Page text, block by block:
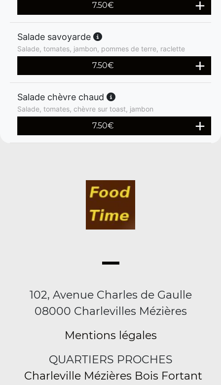
7.50€
Salade savoyarde
Salade, tomates, jambon, pommes de terre, raclette
7.50€
Salade chèvre chaud
Salade, tomates, chèvre sur toast, jambon
7.50€
102, Avenue Charles de Gaulle
08000 Charlevilles Mézières
Mentions légales
QUARTIERS PROCHES
Charleville Mézières Bois Fortant